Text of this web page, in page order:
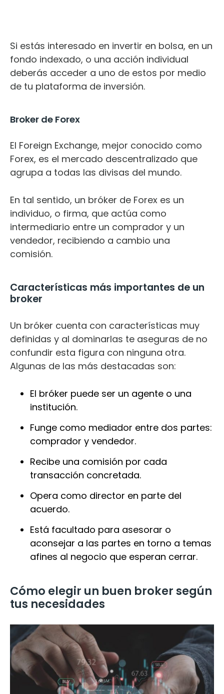
Si estás interesado en invertir en bolsa, en un
fondo indexado, o una acción individual
deberás acceder a uno de estos por medio
de tu plataforma de inversión.
Broker de Forex
El Foreign Exchange, mejor conocido como
Forex, es el mercado descentralizado que
agrupa a todas las divisas del mundo.
En tal sentido, un bróker de Forex es un
individuo, o firma, que actúa como
intermediario entre un comprador y un
vendedor, recibiendo a cambio una
comisión.
Características más importantes de un
broker
Un bróker cuenta con características muy
definidas y al dominarlas te aseguras de no
confundir esta figura con ninguna otra.
Algunas de las más destacadas son:
El bróker puede ser un agente o una
institución.
Funge como mediador entre dos partes:
comprador y vendedor.
Recibe una comisión por cada
transacción concretada.
Opera como director en parte del
acuerdo.
Está facultado para asesorar o
aconsejar a las partes en torno a temas
afines al negocio que esperan cerrar.
Cómo elegir un buen broker según
tus necesidades